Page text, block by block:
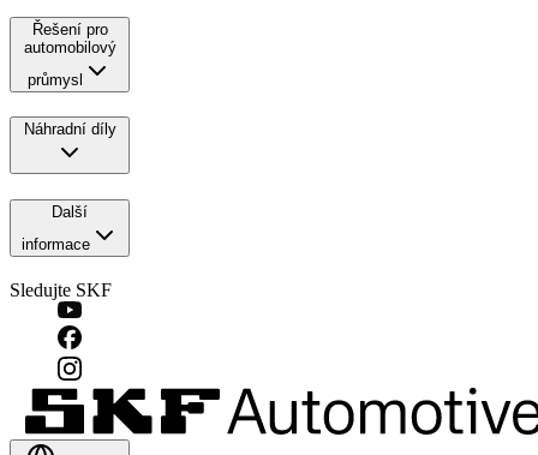
Řešení pro
automobilový
průmysl
Náhradní díly
Další
informace
Sledujte SKF